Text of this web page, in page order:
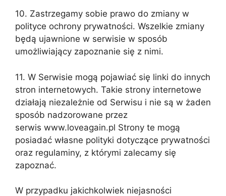
10. Zastrzegamy sobie prawo do zmiany w
polityce ochrony prywatności. Wszelkie zmiany
będą ujawnione w serwisie w sposób
umożliwiający zapoznanie się z nimi.
11. W Serwisie mogą pojawiać się linki do innych
stron internetowych. Takie strony internetowe
działają niezależnie od Serwisu i nie są w żaden
sposób nadzorowane przez
serwis www.loveagain.pl Strony te mogą
posiadać własne polityki dotyczące prywatności
oraz regulaminy, z którymi zalecamy się
zapoznać.
W przypadku jakichkolwiek niejasności